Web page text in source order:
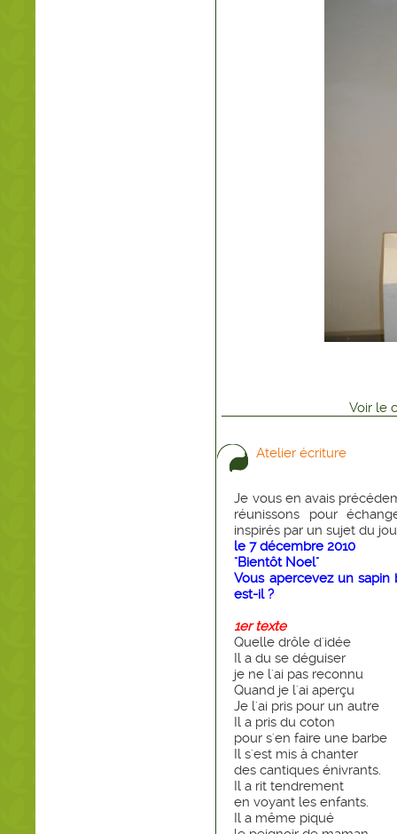
Voir le
Atelier écriture
Je vous en avais
réunissons pour
inspirés par un sujet du
le 7 décembre 2010
"Bientôt Noel"
Vous apercevez un
est-il ?
1er texte
Quelle drôle d'idée
Il a du se déguiser
je ne l'ai pas reconnu
Quand je l'ai aperçu
Je l'ai pris pour un autre
Il a pris du coton
pour s'en faire une barbe
Il s'est mis à chanter
des cantiques énivrants.
Il a rit tendrement
en voyant les enfants.
Il a même piqué